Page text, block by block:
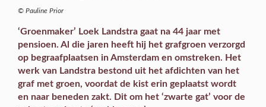
© Pauline Prior
‘Groenmaker’ Loek Landstra gaat na 44 jaar met
pensioen. Al die jaren heeft hij het grafgroen verzorgd
op begraafplaatsen in Amsterdam en omstreken. Het
werk van Landstra bestond uit het afdichten van het
graf met groen, voordat de kist erin geplaatst wordt
en naar beneden zakt. Dit om het ‘zwarte gat’ voor de